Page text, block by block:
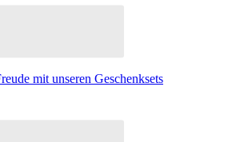
mit unseren Geschenksets